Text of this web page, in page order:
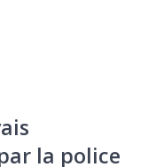
la police